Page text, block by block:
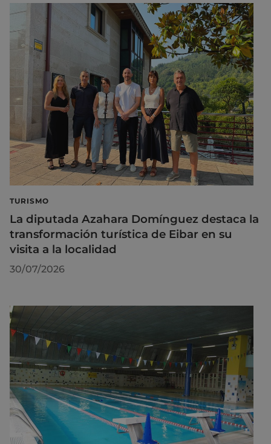
TURISMO
La diputada Azahara Domínguez destaca la
transformación turística de Eibar en su
visita a la localidad
30/07/2026